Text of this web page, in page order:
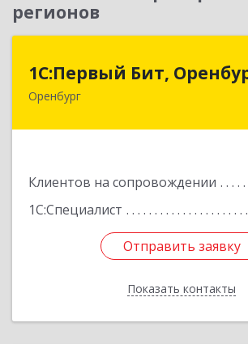
регионов
1С:Первый Бит,
Оренбург
Клиентов на сопровождении
1С:Специалист
Отправить заявку
Показать контакты
1С:Первый Бит,
460044, Оренбургская обл,
Отправить заявку
Назад